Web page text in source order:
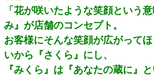
「花が咲いたような笑顔という
み』が店舗のコンセプト。
お客様にそんな笑顔が広がって
いから『さくら』にし、
『みくら』は『あなたの蔵に』